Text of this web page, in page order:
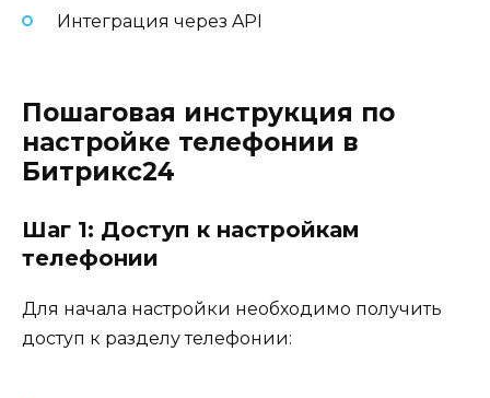
Интеграция через API
Пошаговая инструкция по
настройке телефонии в
Битрикс24
Шаг 1: Доступ к настройкам
телефонии
Для начала настройки необходимо получить
доступ к разделу телефонии: